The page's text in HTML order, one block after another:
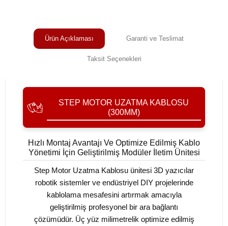
Ürün Açıklaması Garanti ve Teslimat
Taksit Seçenekleri
STEP MOTOR UZATMA KABLOSU
(300MM)
Hızlı Montaj Avantajı Ve Optimize Edilmiş Kablo
Yönetimi İçin Geliştirilmiş Modüler İletim Ünitesi
Step Motor Uzatma Kablosu ünitesi 3D yazıcılar
robotik sistemler ve endüstriyel DIY projelerinde
kablolama mesafesini artırmak amacıyla
geliştirilmiş profesyonel bir ara bağlantı
çözümüdür. Üç yüz milimetrelik optimize edilmiş